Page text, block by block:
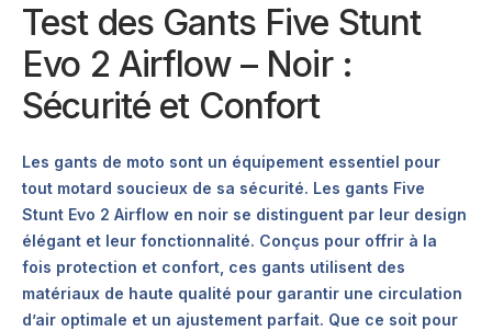
Test des Gants Five Stunt
Evo 2 Airflow – Noir :
Sécurité et Confort
Les gants de moto sont un équipement essentiel pour
tout motard soucieux de sa sécurité. Les gants Five
Stunt Evo 2 Airflow en noir se distinguent par leur design
élégant et leur fonctionnalité. Conçus pour offrir à la
fois protection et confort, ces gants utilisent des
matériaux de haute qualité pour garantir une circulation
d’air optimale et un ajustement parfait. Que ce soit pour